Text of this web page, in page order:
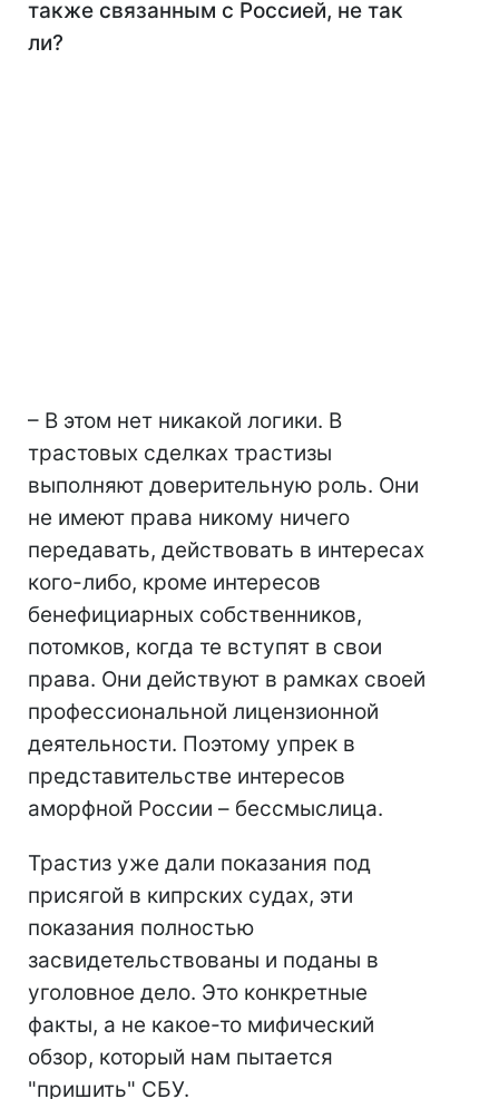
также связанным с Россией, не так
ли?
– В этом нет никакой логики. В
трастовых сделках трастизы
выполняют доверительную роль. Они
не имеют права никому ничего
передавать, действовать в интересах
кого-либо, кроме интересов
бенефициарных собственников,
потомков, когда те вступят в свои
права. Они действуют в рамках своей
профессиональной лицензионной
деятельности. Поэтому упрек в
представительстве интересов
аморфной России – бессмыслица.
Трастиз уже дали показания под
присягой в кипрских судах, эти
показания полностью
засвидетельствованы и поданы в
уголовное дело. Это конкретные
факты, а не какое-то мифический
обзор, который нам пытается
"пришить" СБУ.